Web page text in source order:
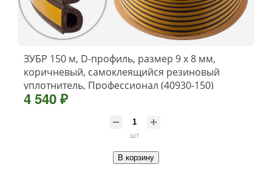
ЗУБР 150 м, D-профиль, размер 9 х 8 мм,
коричневый, самоклеящийся резиновый
уплотнитель, Профессионал (40930-150)
4 540 ₽
шт
В корзину